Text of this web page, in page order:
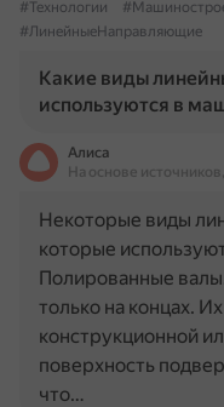
#Технологии
#ЛинейныеНаправляющие
Какие виды
используются в
Алиса
На основе
Некоторые виды
которые
Полированные
только на концах.
конструкционной
поверхность
что…